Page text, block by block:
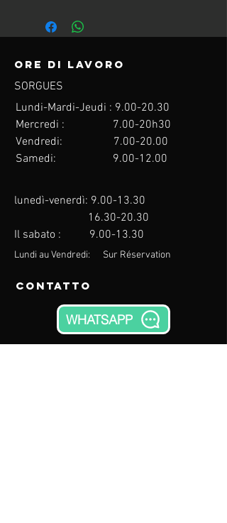
Ore di lavoro
SORGUES
Lundi-Mardi-Jeudi : 9.00-20.30
Mercredi : 7.00-20h30
Vendredi: 7.00-20.00
Samedi: 9.00-12.00
lunedì-venerdì: 9.00-13.30
16.30-20.30
Il sabato :
9.00-13.30
Lundi au Vendredi: Sur Réservation
Contatto
WHATSAPP